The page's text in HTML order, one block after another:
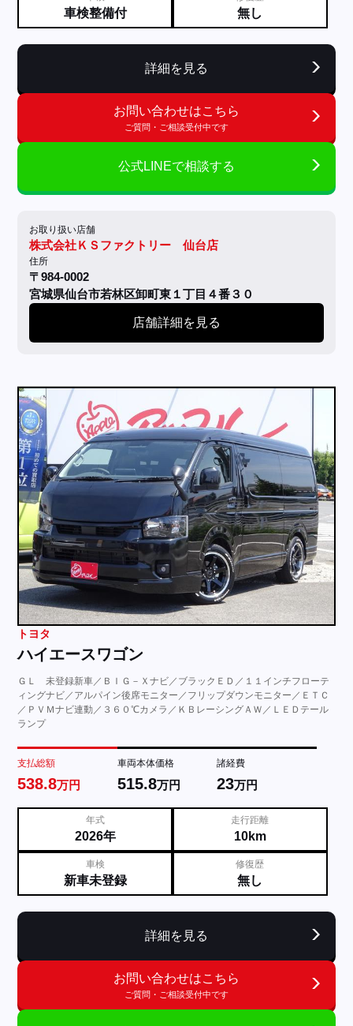
車検整備付 無し
詳細を見る
お問い合わせはこちら
ご質問・ご相談受付中です
公式LINEで相談する
お取り扱い店舗
株式会社ＫＳファクトリー 仙台店
住所
〒984-0002
宮城県仙台市若林区卸町東１丁目４番３０
店舗詳細を見る
トヨタ
ハイエースワゴン
ＧＬ 未登録新車／ＢＩＧ－Ｘナビ／ブラックＥＤ／１１インチフローテ
ィングナビ／アルパイン後席モニター／フリップダウンモニター／ＥＴＣ
／ＰＶＭナビ連動／３６０℃カメラ／ＫＢレーシングＡＷ／ＬＥＤテール
ランプ
支払総額
538.8万円
車両本体価格
515.8万円
諸経費
23万円
年式
2026年
走行距離
10km
車検
新車未登録
修復歴
無し
詳細を見る
お問い合わせはこちら
ご質問・ご相談受付中です